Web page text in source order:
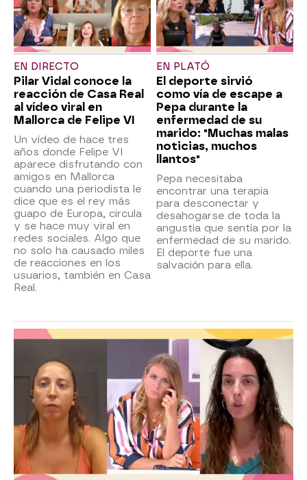
EN DIRECTO
Pilar Vidal conoce la
reacción de Casa Real
al vídeo viral en
Mallorca de Felipe VI
Un vídeo de hace tres
años donde Felipe VI
aparece disfrutando con
amigos en Mallorca
cuando una periodista le
dice que es el rey más
guapo de Europa, circula
y se hace muy viral en
redes sociales. Algo que
no solo ha causado miles
de reacciones en los
usuarios, también en Casa
Real.
EN PLATÓ
El deporte sirvió
como vía de escape a
Pepa durante la
enfermedad de su
marido: "Muchas malas
noticias, muchos
llantos"
Pepa necesitaba
encontrar una terapia
para desconectar y
desahogarse de toda la
angustia que sentía por la
enfermedad de su marido.
El deporte fue una
salvación para ella.